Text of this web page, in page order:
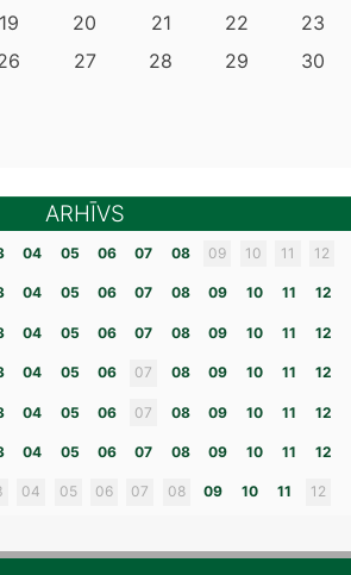
19 20 21 22
23
27 28 29
30
ARHĪVS
04 05 06 07 08 09 10 11 12
04 05 06 07 08 09 10 11 12
04 05 06 07 08 09 10 11 12
04 05 06 07 08 09 10 11 12
04 05 06 07 08 09 10 11 12
04 05 06 07 08 09 10 11 12
04 05 06 07 08 09 10 11 12